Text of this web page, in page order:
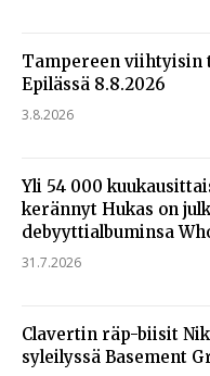
Tampereen viihtyisin
Epilässä 8.8.2026
3.8.2026
Yli 54 000
kerännyt Hukas on
debyyttialbuminsa
31.7.2026
Clavertin räp-biisit
syleilyssä Basement